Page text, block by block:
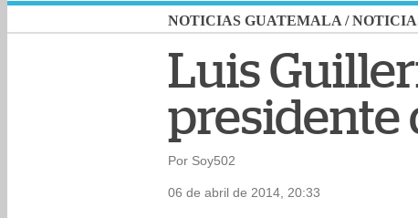
NOTICIAS GUATEMALA /
Luis
presidente
Por Soy502
06 de abril de 2014, 20:33